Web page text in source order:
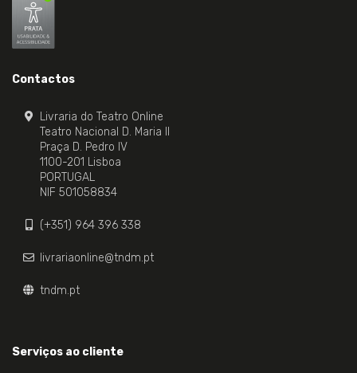
Contactos
Livraria do Teatro Online
Teatro Nacional D. Maria II
Praça D. Pedro IV
1100-201 Lisboa
PORTUGAL
NIF 501058834
(+351) 964 396 338
livrariaonline@tndm.pt
tndm.pt
Serviços ao cliente